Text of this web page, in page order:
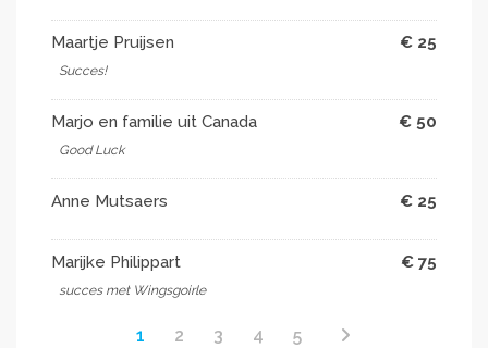
Maartje Pruijsen € 25
Succes!
Marjo en familie uit Canada € 50
Good Luck
Anne Mutsaers € 25
Marijke Philippart € 75
succes met Wingsgoirle
1 2 3 4 5